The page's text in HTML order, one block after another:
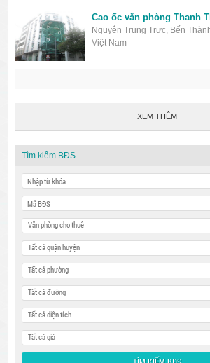
Cao ốc văn phòng Thanh
Nguyễn Trung Trực, Bến
Việt Nam
XEM THÊM
Tìm kiếm BĐS
Văn phòng cho thuê
Tất cả quận huyện
Tất cả phường
Tất cả đường
Tất cả diện tích
Tất cả giá